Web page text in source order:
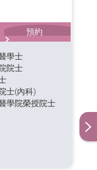
測食道內的酸鹼
至96小時，全面
，有助提升醫生
體外接收器, 所
影響。
評估病人有否患
預約
學士
院士
士(內科)
學院榮授院士